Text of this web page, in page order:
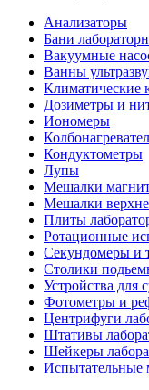
Анализаторы
Бани
Вакуумные
Ванны
Климатические
Дозиметры и
Иономеры
Кондуктометры
Лупы
Мешалки
Мешалки
Плиты
Ротационные
Секундомеры и
Столики
Устройства для
Фотометры и
Центрифуги
Штативы
Шейкеры